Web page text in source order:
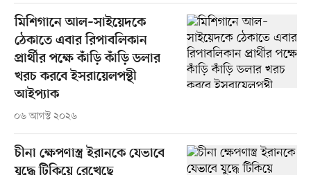
মিশিগানে আল–সাইয়েদকে
ঠেকাতে এবার রিপাবলিকান
প্রার্থীর পক্ষে কাঁড়ি কাঁড়ি ডলার
খরচ করবে ইসরায়েলপন্থী
আইপ্যাক
০৬ আগস্ট ২০২৬
চীনা ক্ষেপণাস্ত্র ইরানকে যেভাবে
যুদ্ধে টিকিয়ে রেখেছে